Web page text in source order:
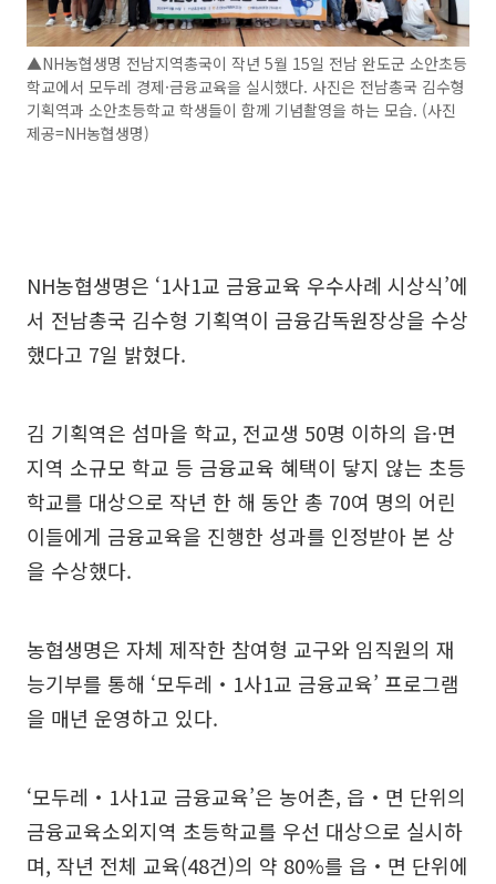
▲NH농협생명 전남지역총국이 작년 5월 15일 전남 완도군 소안초등
학교에서 모두레 경제·금융교육을 실시했다. 사진은 전남총국 김수형
기획역과 소안초등학교 학생들이 함께 기념촬영을 하는 모습. (사진
제공=NH농협생명)
NH농협생명은 ‘1사1교 금융교육 우수사례 시상식’에
서 전남총국 김수형 기획역이 금융감독원장상을 수상
했다고 7일 밝혔다.
김 기획역은 섬마을 학교, 전교생 50명 이하의 읍·면
지역 소규모 학교 등 금융교육 혜택이 닿지 않는 초등
학교를 대상으로 작년 한 해 동안 총 70여 명의 어린
이들에게 금융교육을 진행한 성과를 인정받아 본 상
을 수상했다.
농협생명은 자체 제작한 참여형 교구와 임직원의 재
능기부를 통해 ‘모두레‧1사1교 금융교육’ 프로그램
을 매년 운영하고 있다.
‘모두레‧1사1교 금융교육’은 농어촌, 읍‧면 단위의
금융교육소외지역 초등학교를 우선 대상으로 실시하
며, 작년 전체 교육(48건)의 약 80%를 읍‧면 단위에